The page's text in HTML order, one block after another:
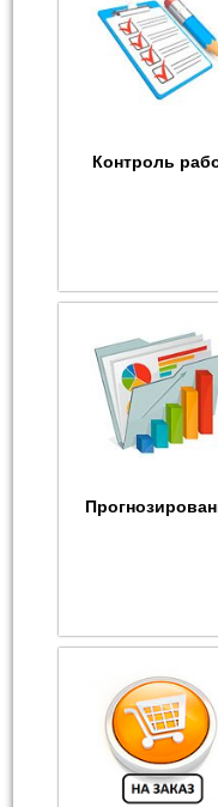
Контроль